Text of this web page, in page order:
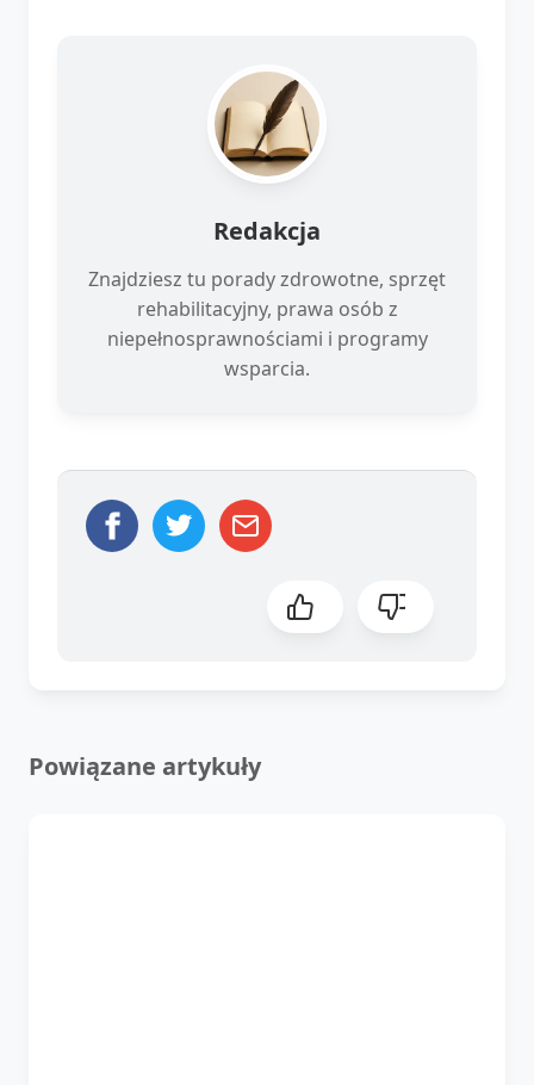
Redakcja
Znajdziesz tu porady zdrowotne, sprzęt
rehabilitacyjny, prawa osób z
niepełnosprawnościami i programy
wsparcia.
Powiązane artykuły